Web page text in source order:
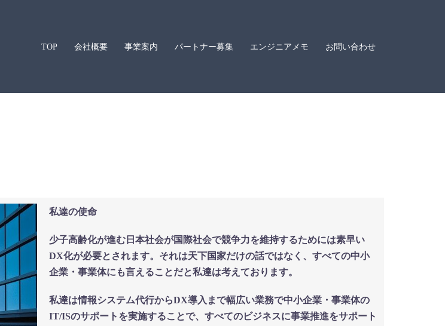
TOP 会社概要 事業案内 パートナー募集 エンジニアメモ お問い合わせ
私達の使命
少子高齢化が進む日本社会が国際社会で競争力を維持するためには素早い
DX化が必要とされます。それは天下国家だけの話ではなく、すべての中小
企業・事業体にも言えることだと私達は考えております。
私達は情報システム代行からDX導入まで幅広い業務で中小企業・事業体の
IT/ISのサポートを実施することで、すべてのビジネスに事業推進をサポート